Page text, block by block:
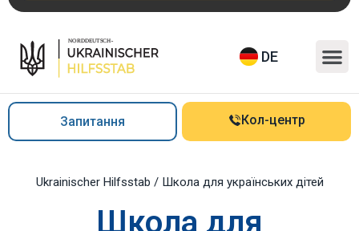
DE
Запитання Кол-центр
Ukrainischer Hilfsstab / Школа для українських дітей
Школа для